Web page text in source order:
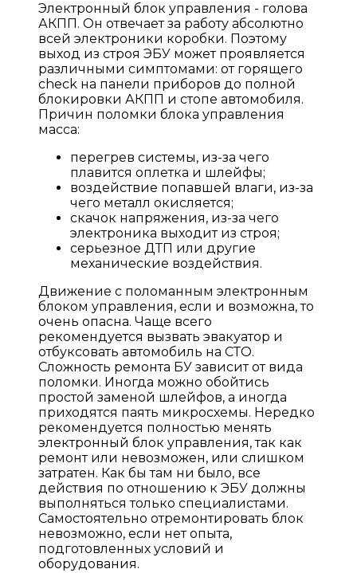
Электронный блок управления - голова
АКПП. Он отвечает за работу абсолютно
всей электроники коробки. Поэтому
выход из строя ЭБУ может проявляется
различными симптомами: от горящего
check на панели приборов до полной
блокировки АКПП и стопе автомобиля.
Причин поломки блока управления
масса:
перегрев системы, из-за чего
плавится оплетка и шлейфы;
воздействие попавшей влаги, из-за
чего металл окисляется;
скачок напряжения, из-за чего
электроника выходит из строя;
серьезное ДТП или другие
механические воздействия.
Движение с поломанным электронным
блоком управления, если и возможна, то
очень опасна. Чаще всего
рекомендуется вызвать эвакуатор и
отбуксовать автомобиль на СТО.
Сложность ремонта БУ зависит от вида
поломки. Иногда можно обойтись
простой заменой шлейфов, а иногда
приходятся паять микросхемы. Нередко
рекомендуется полностью менять
электронный блок управления, так как
ремонт или невозможен, или слишком
затратен. Как бы там ни было, все
действия по отношению к ЭБУ должны
выполняться только специалистами.
Самостоятельно отремонтировать блок
невозможно, если нет опыта,
подготовленных условий и
оборудования.